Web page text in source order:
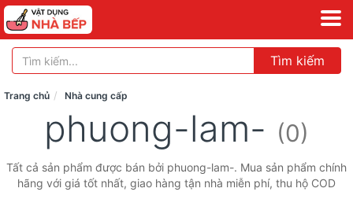
Tìm kiếm
Trang chủ Nhà cung cấp
phuong-lam- (0)
Tất cả sản phẩm được bán bởi phuong-lam-. Mua sản phẩm chính
hãng với giá tốt nhất, giao hàng tận nhà miễn phí, thu hộ COD